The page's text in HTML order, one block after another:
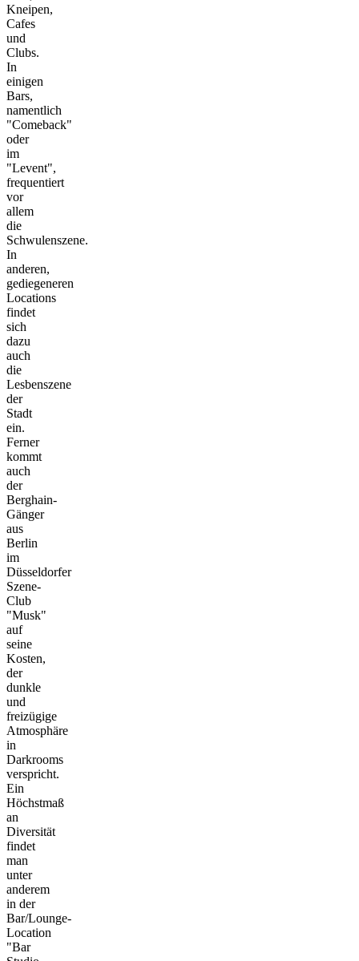
Kneipen,
Cafes
und
Clubs.
In
einigen
Bars,
namentlich
"Comeback"
oder
im
"Levent",
frequentiert
vor
allem
die
Schwulenszene.
In
anderen,
gediegeneren
Locations
findet
sich
dazu
auch
die
Lesbenszene
der
Stadt
ein.
Ferner
kommt
auch
der
Berghain-
Gänger
aus
Berlin
im
Düsseldorfer
Szene-
Club
"Musk"
auf
seine
Kosten,
der
dunkle
und
freizügige
Atmosphäre
in
Darkrooms
verspricht.
Ein
Höchstmaß
an
Diversität
findet
man
unter
anderem
in der
Bar/Lounge-
Location
"Bar